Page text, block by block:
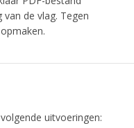
de vlag. Tegen
uitvoeringen: